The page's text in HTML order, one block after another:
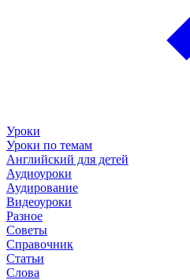
Уроки
Уроки по темам
Английский для детей
Аудиоуроки
Аудирование
Видеоуроки
Разное
Советы
Справочник
Статьи
Слова